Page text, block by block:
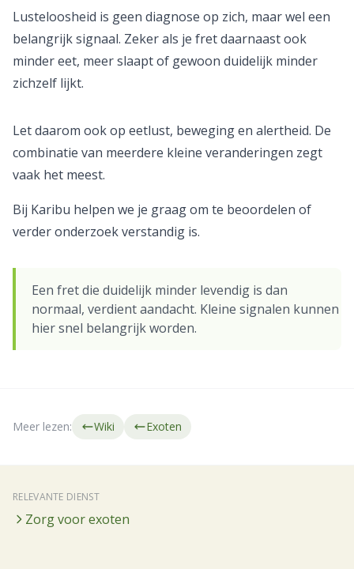
Lusteloosheid is geen diagnose op zich, maar wel een
belangrijk signaal. Zeker als je fret daarnaast ook
minder eet, meer slaapt of gewoon duidelijk minder
zichzelf lijkt.
Let daarom ook op eetlust, beweging en alertheid. De
combinatie van meerdere kleine veranderingen zegt
vaak het meest.
Bij Karibu helpen we je graag om te beoordelen of
verder onderzoek verstandig is.
Een fret die duidelijk minder levendig is dan
normaal, verdient aandacht. Kleine signalen kunnen
hier snel belangrijk worden.
Meer lezen: Wiki Exoten
RELEVANTE DIENST
Zorg voor exoten